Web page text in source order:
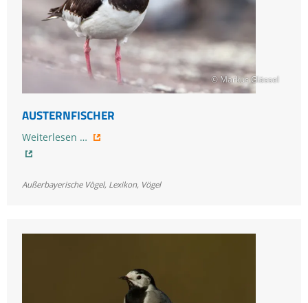
© Markus Glässel
AUSTERNFISCHER
Weiterlesen …Austernfischer
Außerbayerische Vögel, Lexikon, Vögel